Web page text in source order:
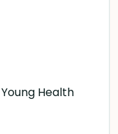
Health